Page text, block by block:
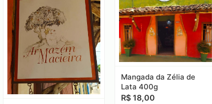
Mangada da Zélia de
Lata 400g
R$ 18,00